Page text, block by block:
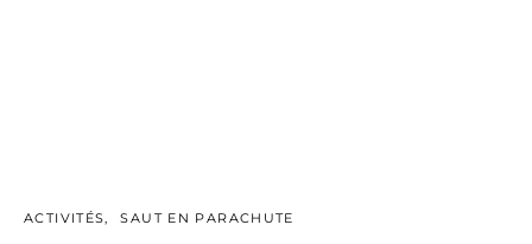
ACTIVITÉS SAUT EN PARACHUTE